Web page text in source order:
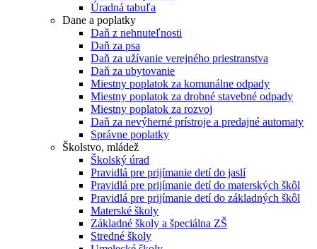
Úradná tabuľa
Dane a poplatky
Daň z nehnuteľnosti
Daň za psa
Daň za užívanie verejného priestranstva
Daň za ubytovanie
Miestny poplatok za komunálne odpady
Miestny poplatok za drobné stavebné odpady
Miestny poplatok za rozvoj
Daň za nevýherné prístroje a predajné automaty
Správne poplatky
Školstvo, mládež
Školský úrad
Pravidlá pre prijímanie detí do jaslí
Pravidlá pre prijímanie detí do materských škôl
Pravidlá pre prijímanie detí do základných škôl
Materské školy
Základné školy a špeciálna ZŠ
Stredné školy